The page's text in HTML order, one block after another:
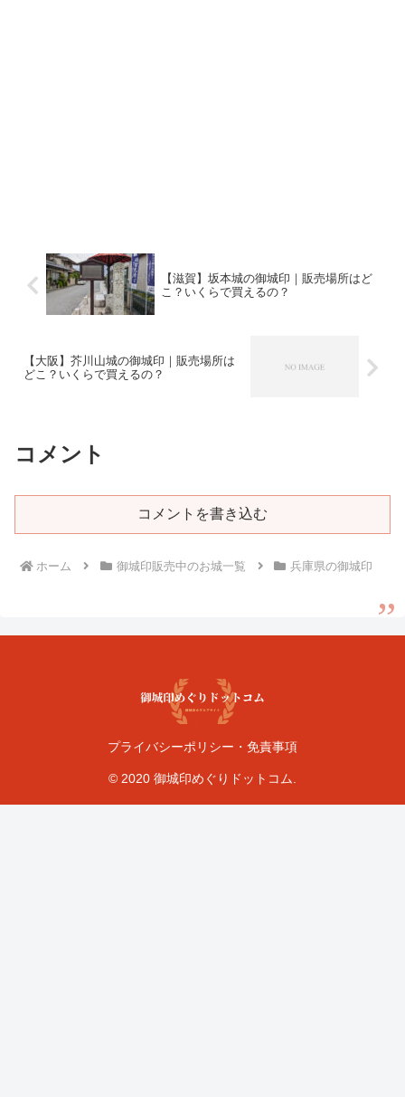
【滋賀】坂本城の御城印｜販売場所はど
こ？いくらで買えるの？
【大阪】芥川山城の御城印｜販売場所は
どこ？いくらで買えるの？
コメント
コメントを書き込む
ホーム 御城印販売中のお城一覧 兵庫県の御城印
プライバシーポリシー・免責事項
© 2020 御城印めぐりドットコム.